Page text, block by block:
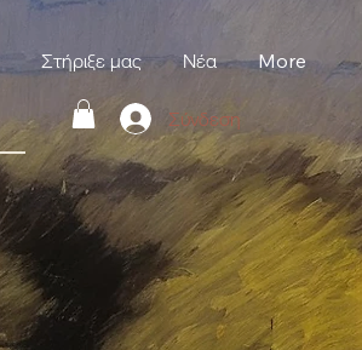
Στήριξε μας Νέα More
Σύνδεση